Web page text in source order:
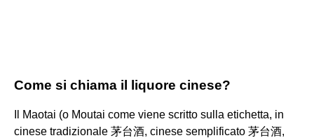
Come si chiama il liquore cinese?
Il Maotai (o Moutai come viene scritto sulla etichetta, in
cinese tradizionale 茅台酒, cinese semplificato 茅台酒,